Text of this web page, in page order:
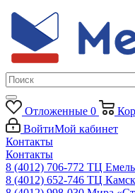
Отложенные 0
ВойтиМой кабинет
Контакты
Контакты
8 (4012) 706-772 ТЦ
8 (4012) 652-746 ТЦ